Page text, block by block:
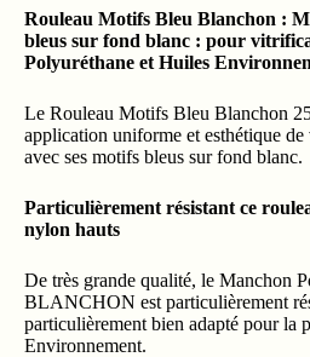
Rouleau Motifs Bleu Blanchon :
bleus sur fond blanc : pour
Polyuréthane et Huiles
Le Rouleau Motifs Bleu Blanchon
application uniforme et esthétique de
avec ses motifs bleus sur fond blanc.
Particulièrement résistant ce
nylon hauts
De très grande qualité, le Manchon
BLANCHON est particulièrement
particulièrement bien adapté pour la
Environnement.